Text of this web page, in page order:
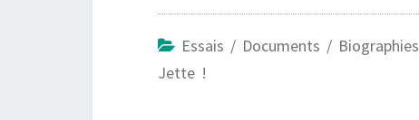
c
b
o
a
s
a
l
p
L
r
a
Essais / Documents / Biographies
Jette !